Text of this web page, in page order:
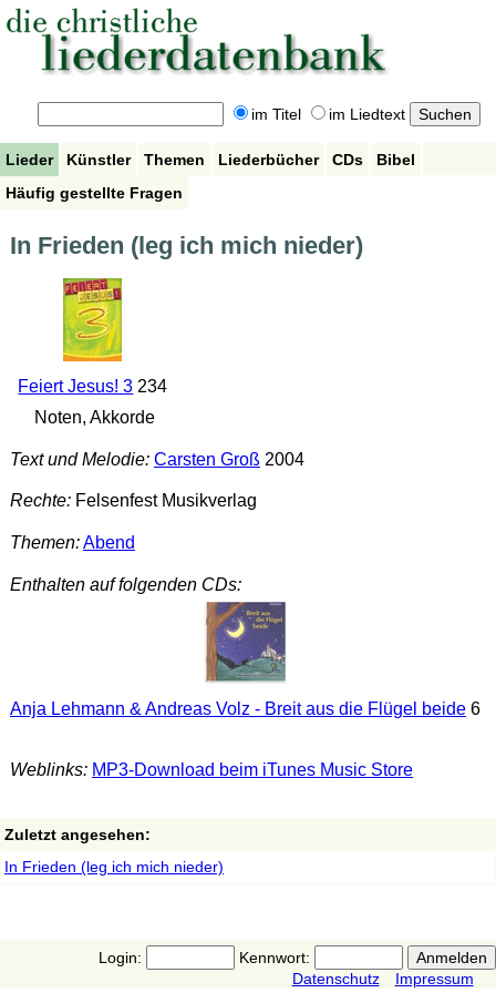
im Titel im Liedtext
Lieder Künstler Themen Liederbücher CDs
Bibel
Häufig gestellte Fragen
In Frieden (leg ich mich nieder)
Feiert Jesus! 3 234
Noten, Akkorde
Text und Melodie: Carsten Groß 2004
Rechte:Felsenfest Musikverlag
Themen:Abend
Enthalten auf folgenden CDs:
Anja Lehmann & Andreas Volz - Breit aus die Flügel beide6
Weblinks: MP3-Download beim iTunes Music Store
Zuletzt angesehen:
In Frieden (leg ich mich nieder)
Login:
Kennwort:
Datenschutz
Impressum